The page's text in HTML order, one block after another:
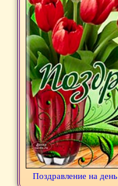
Поздравление на